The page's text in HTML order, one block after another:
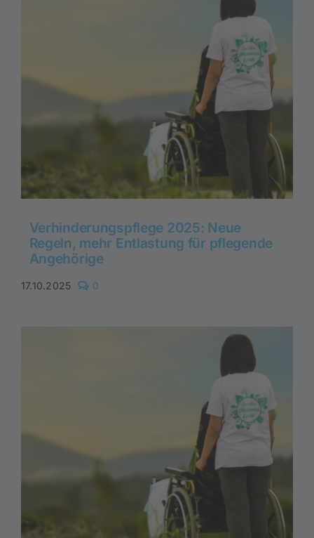
Verhinderungspflege 2025: Neue
Regeln, mehr Entlastung für pflegende
Angehörige
17.10.2025 0